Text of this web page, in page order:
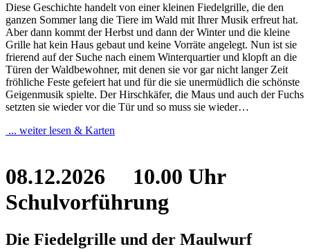
Diese Geschichte handelt von einer kleinen Fiedelgrille, die den
ganzen Sommer lang die Tiere im Wald mit Ihrer Musik erfreut hat.
Aber dann kommt der Herbst und dann der Winter und die kleine
Grille hat kein Haus gebaut und keine Vorräte angelegt. Nun ist sie
frierend auf der Suche nach einem Winterquartier und klopft an die
Türen der Waldbewohner, mit denen sie vor gar nicht langer Zeit
fröhliche Feste gefeiert hat und für die sie unermüdlich die schönste
Geigenmusik spielte. Der Hirschkäfer, die Maus und auch der Fuchs
setzten sie wieder vor die Tür und so muss sie wieder…
... weiter lesen & Karten
08.12.2026 10.00 Uhr
Schulvorführung
Die Fiedelgrille und der Maulwurf